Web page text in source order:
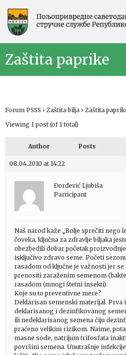
Zaštita paprike
Forum PSSS › Zaštita bilja › Zaštita
Viewing 1 post (of 1 total)
Author Posts
08.04.2010 at 14:22
Đorđević Ljubiša
Participant
Naš narod kaže „Bolje sprečiti nego
čoveka, ključna za zdravlje biljaka
obezbedili dobar početak
isključivo zdravo seme. Početi
rasadom od ključne je važnosti jer
prenositi zaraženim semenom
rasadom (mnogi štetni insekti).
Koje su to preventivne mere?
Deklarisan semenski materijal. Prva
deklarisanog i dezinfikovanog
ili nedeklarisanog semena čiju
praćeno velikim rizikom. Naime,
masne sode, natrijum trifosfata
površini semena. Unutrašnje